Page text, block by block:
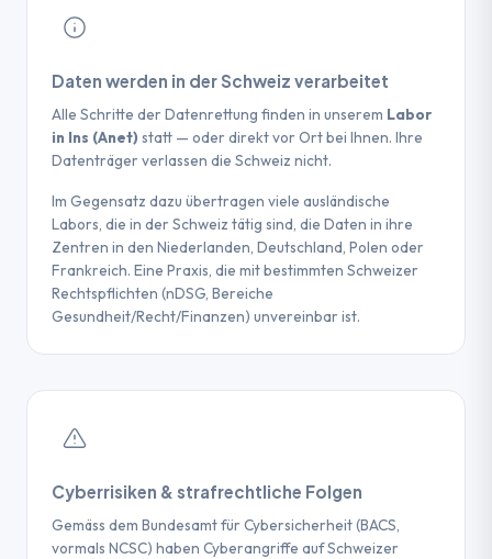
Daten werden in der Schweiz verarbeitet
Alle Schritte der Datenrettung finden in unserem Labor
in Ins (Anet) statt — oder direkt vor Ort bei Ihnen. Ihre
Datenträger verlassen die Schweiz nicht.
Im Gegensatz dazu übertragen viele ausländische
Labors, die in der Schweiz tätig sind, die Daten in ihre
Zentren in den Niederlanden, Deutschland, Polen oder
Frankreich. Eine Praxis, die mit bestimmten Schweizer
Rechtspflichten (nDSG, Bereiche
Gesundheit/Recht/Finanzen) unvereinbar ist.
Cyberrisiken & strafrechtliche Folgen
Gemäss dem Bundesamt für Cybersicherheit (BACS,
vormals NCSC) haben Cyberangriffe auf Schweizer